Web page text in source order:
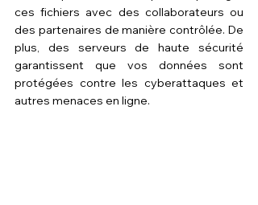
ces fichiers avec des collaborateurs ou
des partenaires de manière contrôlée. De
plus, des serveurs de haute sécurité
garantissent que vos données sont
protégées contre les cyberattaques et
autres menaces en ligne.